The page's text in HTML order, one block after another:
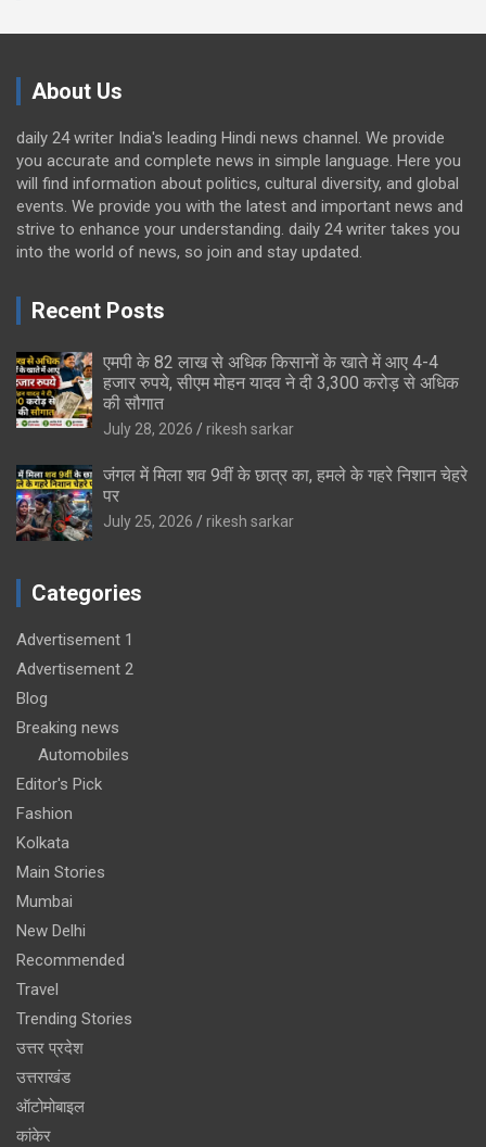
About Us
daily 24 writer India's leading Hindi news channel. We provide
you accurate and complete news in simple language. Here you
will find information about politics, cultural diversity, and global
events. We provide you with the latest and important news and
strive to enhance your understanding. daily 24 writer takes you
into the world of news, so join and stay updated.
Recent Posts
एमपी के 82 लाख से अधिक किसानों के खाते में आए 4-4
हजार रुपये, सीएम मोहन यादव ने दी 3,300 करोड़ से अधिक
की सौगात
July 28, 2026 rikesh sarkar
जंगल में मिला शव 9वीं के छात्र का, हमले के गहरे निशान चेहरे
पर
July 25, 2026 rikesh sarkar
Categories
Advertisement 1
Advertisement 2
Blog
Breaking news
Automobiles
Editor's Pick
Fashion
Kolkata
Main Stories
Mumbai
New Delhi
Recommended
Travel
Trending Stories
उत्तर प्रदेश
उत्तराखंड
ऑटोमोबाइल
कांकेर